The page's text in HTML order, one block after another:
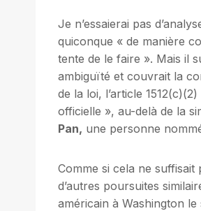
Je n’essaierai pas
quiconque « de manière
tente de le faire ». Mais il
ambiguïté et couvrait la
de la loi, l’article
officielle », au-delà de la
Pan, une personne
Comme si cela ne suffisait
d’autres poursuites
américain à Washington